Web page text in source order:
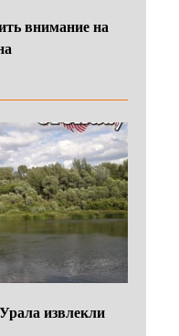
внимание на
извлекли